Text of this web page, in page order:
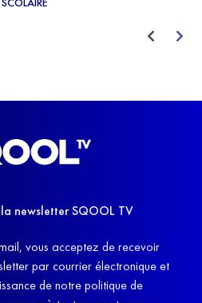
newsletter SQOOL TV
vous acceptez de recevoir
par courrier électronique et
de notre politique de